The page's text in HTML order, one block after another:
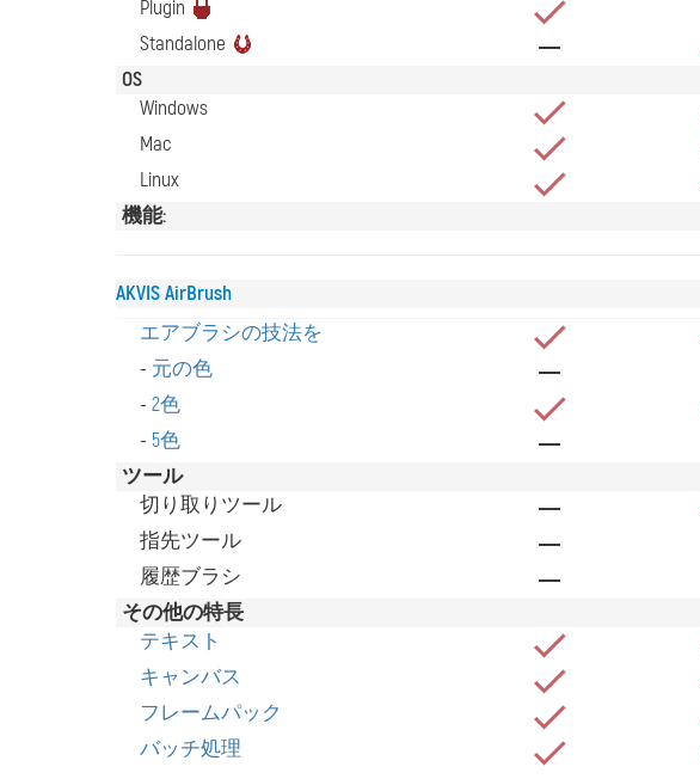
Plugin
Standalone
OS
Windows
Mac
Linux
機能:
AKVIS AirBrush
エアブラシの技法を
- 元の色
- 2色
- 5色
ツール
切り取りツール
指先ツール
履歴ブラシ
その他の特長
テキスト
キャンバス
フレームパック
バッチ処理